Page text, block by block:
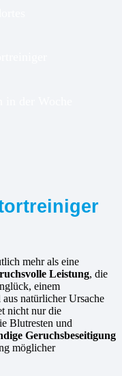
mehr als eine
Leistung, die
einem
natürlicher Ursache
nicht nur die
Blutresten und
Geruchsbeseitigung
möglicher